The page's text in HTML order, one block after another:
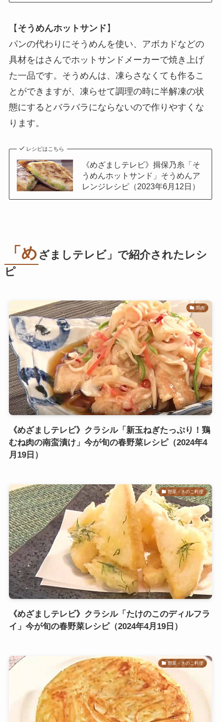
【 そうめんホットサンド 】
パンの代わりにそうめんを使い、アボカドなどの
具材をはさんでホットサンドメーカーで焼き上げ
た一品です。そうめんは、凍らさなくても作るこ
とができますが、凍らせて調理の時に半解凍の状
態にするとバラバラにならないので作りやすくな
ります。
レシピはこちら
《めざましテレビ》揖保乃糸「そ
うめんホットサンド」そうめんア
レンジレシピ（2023年6月12日）
「め ざましテレビ」で紹介されたレシ
ピ
鶏肉
《めざましテレビ》クラシル「新玉ねぎたっぷり！鶏
むね肉の南蛮漬け」今が旬の春野菜レシピ（2024年4
月19日）
野菜・きのこ料理
《めざましテレビ》クラシル「たけのこのディルフラ
イ」今が旬の春野菜レシピ（2024年4月19日）
野菜・きのこ料理